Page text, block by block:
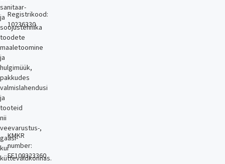
sanitaar-
ja
soojustehnika
toodete
maaletoomine
ja
hulgimüük,
pakkudes
valmislahendusi
ja
tooteid
nii
veevarustus-,
gaasi-
kui
küttevaldkonnas.
Registrikood:
10236330
KMKR
number:
EE100323360